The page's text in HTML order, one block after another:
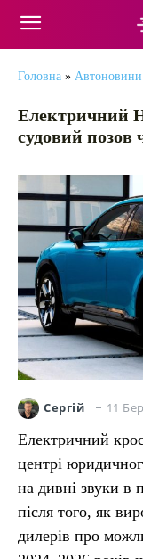
Головна » Автоновини
Електричний
судовий позов
Сергій 11
Електричний
центрі
на дивні звуки в
після того, як
дилерів про